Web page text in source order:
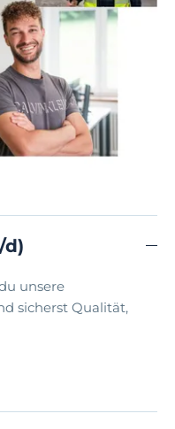
d)
unsere
sicherst Qualität,